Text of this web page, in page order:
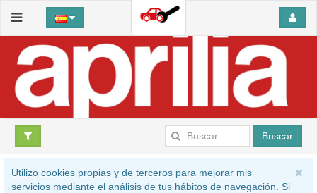
Buscar
Utilizo cookies propias y de terceros para mejorar mis
servicios mediante el análisis de tus hábitos de navegación. Si